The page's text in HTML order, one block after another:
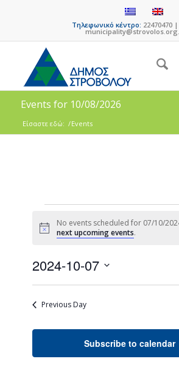
Τηλεφωνικό κέντρο: 22470470
Events for 10/08/2026
Είσαστε εδώ: /Events
Notice
No events scheduled for 07/10/
next upcoming events.
2024-10-07
Previous Day
Subscribe to calendar